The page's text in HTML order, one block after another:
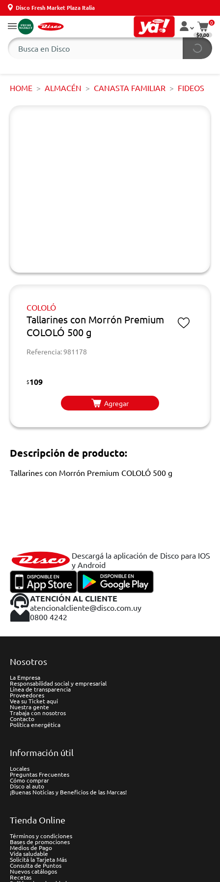
Disco Fresh Market Plaza Italia
0
$0,00
HOME ALMACÉN CANASTA FAMILIAR FIDEOS
COLOLÓ
Tallarines con Morrón Premium
COLOLÓ 500 g
Referencia: 981178
$109
Agregar
Descripción de producto:
Tallarines con Morrón Premium COLOLÓ 500 g
Descargá la aplicación de Disco para IOS
y Android
ATENCIÓN AL CLIENTE
atencionalcliente@disco.com.uy
0800 4242
Nosotros
La Empresa
Responsabilidad social y empresarial
Línea de transparencia
Proveedores
Vea su Ticket aquí
Nuestra gente
Trabaja con nosotros
Contacto
Política energética
Información útil
Locales
Preguntas Frecuentes
Cómo comprar
Disco al auto
¡Buenas Noticias y Beneficios de las Marcas!
Tienda Online
Términos y condiciones
Bases de promociones
Medios de Pago
Vida saludable
Solicitá la Tarjeta Más
Consulta de Puntos
Nuevos catálogos
Recetas